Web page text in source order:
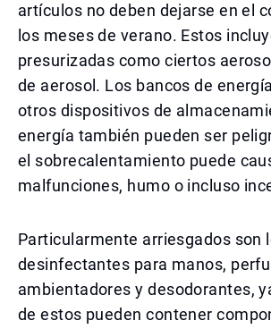
artículos no deben dejarse en el
los meses de verano. Estos
presurizadas como ciertos
de aerosol. Los bancos de
otros dispositivos de
energía también pueden ser
el sobrecalentamiento puede
malfunciones, humo o incluso
Particularmente arriesgados son
desinfectantes para manos,
ambientadores y desodorantes,
de estos pueden contener